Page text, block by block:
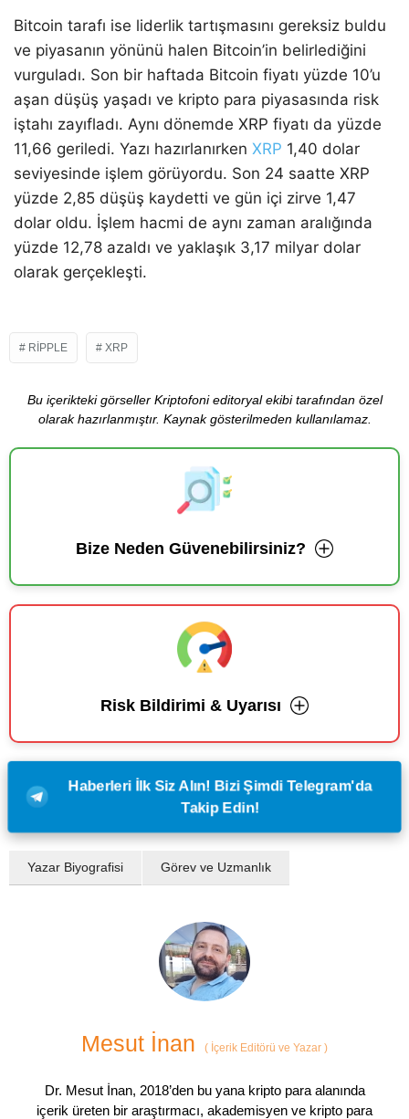
Bitcoin tarafı ise liderlik tartışmasını gereksiz buldu
ve piyasanın yönünü halen Bitcoin’in belirlediğini
vurguladı. Son bir haftada Bitcoin fiyatı yüzde 10’u
aşan düşüş yaşadı ve kripto para piyasasında risk
iştahı zayıfladı. Aynı dönemde XRP fiyatı da yüzde
11,66 geriledi. Yazı hazırlanırken XRP 1,40 dolar
seviyesinde işlem görüyordu. Son 24 saatte XRP
yüzde 2,85 düşüş kaydetti ve gün içi zirve 1,47
dolar oldu. İşlem hacmi de aynı zaman aralığında
yüzde 12,78 azaldı ve yaklaşık 3,17 milyar dolar
olarak gerçekleşti.
RIPPLE XRP
Bu içerikteki görseller Kriptofoni editoryal ekibi tarafından özel
olarak hazırlanmıştır. Kaynak gösterilmeden kullanılamaz.
Bize Neden Güvenebilirsiniz?
Risk Bildirimi & Uyarısı
Haberleri İlk Siz Alın! Bizi Şimdi Telegram'da
Takip Edin!
Yazar Biyografisi Görev ve Uzmanlık
Mesut İnan ( İçerik Editörü ve Yazar )
Dr. Mesut İnan, 2018’den bu yana kripto para alanında
içerik üreten bir araştırmacı, akademisyen ve kripto para